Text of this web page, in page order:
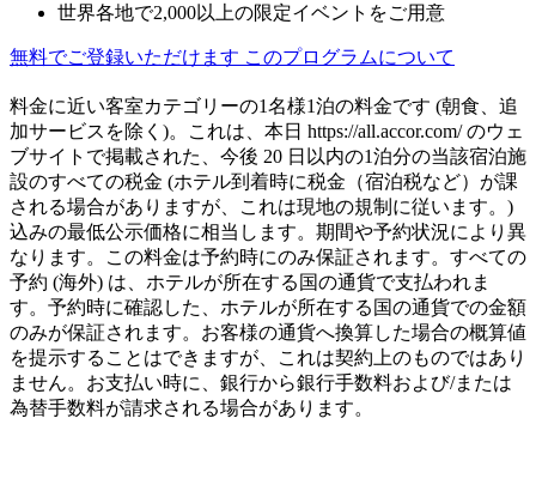
世界各地で2,000以上の限定イベントをご用意
無料でご登録いただけます このプログラムについて
料金に近い客室カテゴリーの1名様1泊の料金です (朝食、追
加サービスを除く)。これは、本日 https://all.accor.com/ のウェ
ブサイトで掲載された、今後 20 日以内の1泊分の当該宿泊施
設のすべての税金 (ホテル到着時に税金（宿泊税など）が課
される場合がありますが、これは現地の規制に従います。)
込みの最低公示価格に相当します。期間や予約状況により異
なります。この料金は予約時にのみ保証されます。すべての
予約 (海外) は、ホテルが所在する国の通貨で支払われま
す。予約時に確認した、ホテルが所在する国の通貨での金額
のみが保証されます。お客様の通貨へ換算した場合の概算値
を提示することはできますが、これは契約上のものではあり
ません。お支払い時に、銀行から銀行手数料および/または
為替手数料が請求される場合があります。